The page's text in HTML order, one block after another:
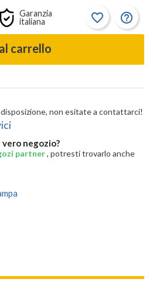
Garanzia
italiana
favorite_border help_outline
carrello
non esitate a contattarci!
negozio?
partner, potresti trovarlo anche